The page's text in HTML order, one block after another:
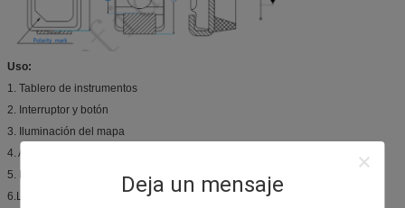
Deja un mensaje
Uso:
1. Tablero de instrumentos
2. Interruptor y botón
3. Iluminación del mapa
4. Ambiente
5. Monitor
6.LCD apoyan la iluminación